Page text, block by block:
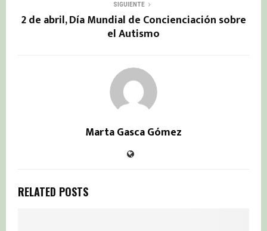
SIGUIENTE
2 de abril, Día Mundial de Concienciación sobre
el Autismo
Marta Gasca Gómez
RELATED POSTS